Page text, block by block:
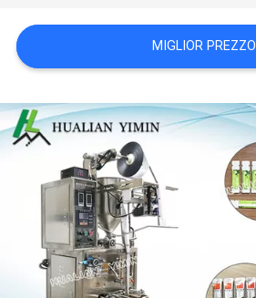
MAPPA
DEL
PRIVACY
POLICY
MIGLIOR PREZZO